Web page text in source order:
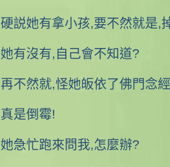
硬説她有拿小孩,要不然就是,
她有沒有,自己會不知道?
再不然就,怪她皈依了佛門念
真是倒霉!
她急忙跑來問我,怎麼辦?